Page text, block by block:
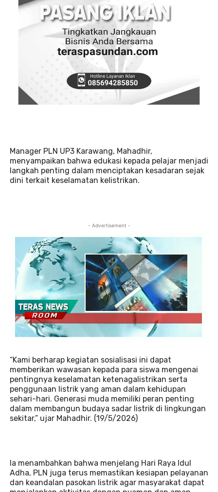
Manager PLN UP3 Karawang, Mahadhir,
menyampaikan bahwa edukasi kepada pelajar menjadi
langkah penting dalam menciptakan kesadaran sejak
dini terkait keselamatan kelistrikan.
- Advertisement -
“Kami berharap kegiatan sosialisasi ini dapat
memberikan wawasan kepada para siswa mengenai
pentingnya keselamatan ketenagalistrikan serta
penggunaan listrik yang aman dalam kehidupan
sehari-hari. Generasi muda memiliki peran penting
dalam membangun budaya sadar listrik di lingkungan
sekitar,” ujar Mahadhir. (19/5/2026)
Ia menambahkan bahwa menjelang Hari Raya Idul
Adha, PLN juga terus memastikan kesiapan pelayanan
dan keandalan pasokan listrik agar masyarakat dapat